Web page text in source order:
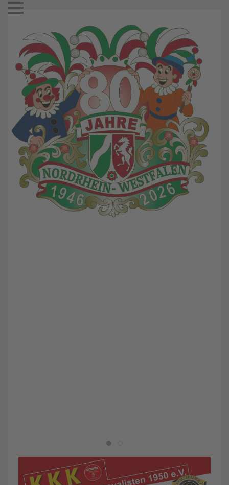
Mobile Menu Toggle